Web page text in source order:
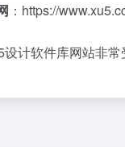
：https://
计软件库网站非